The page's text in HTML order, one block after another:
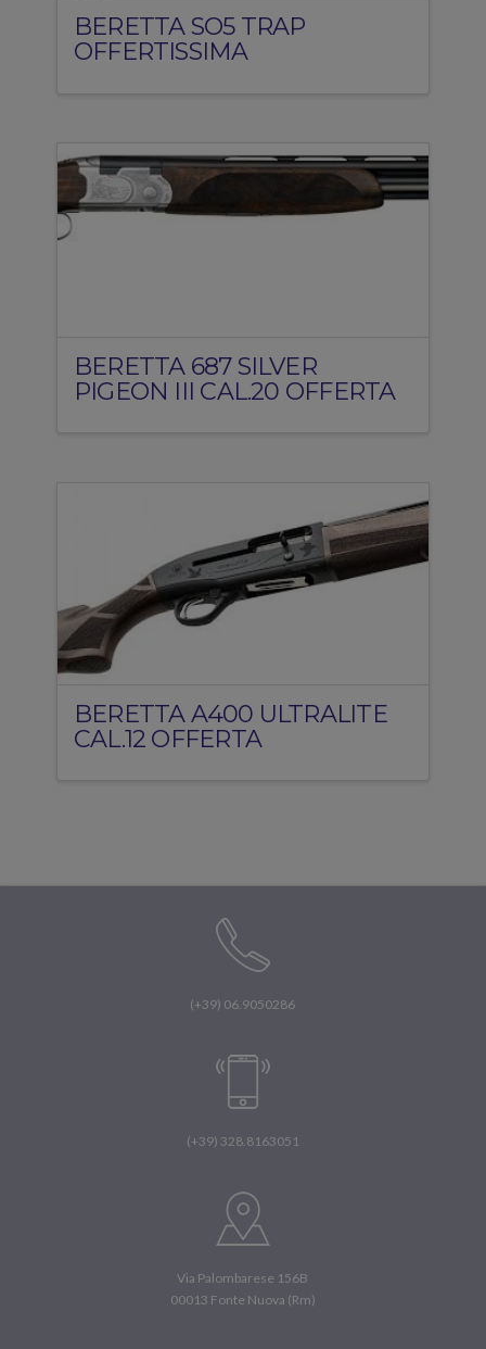
BERETTA SO5 TRAP
OFFERTISSIMA
BERETTA 687 SILVER
PIGEON III CAL.20 OFFERTA
BERETTA A400 ULTRALITE
CAL.12 OFFERTA
(+39) 06.9050286
(+39) 328.8163051
Via Palombarese 156B
00013 Fonte Nuova (Rm)